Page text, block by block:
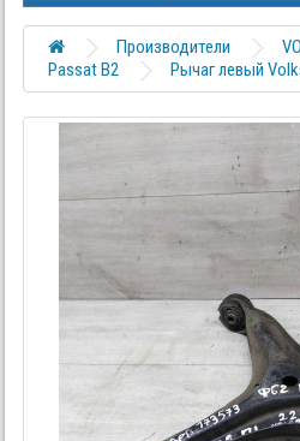
Производители
Passat B2
Рычаг левый